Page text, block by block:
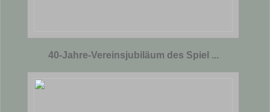
40-Jahre-Vereinsjubiläum des Spiel ...